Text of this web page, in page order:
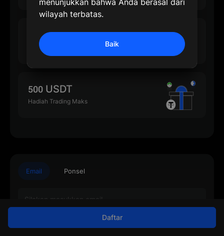
500 USDT
Hadiah Deposit Maks
500 USDT
Hadiah Trading Maks
Email Ponsel
menunjukkan bahwa Anda berasal dari
wilayah terbatas.
Baik
Daftar